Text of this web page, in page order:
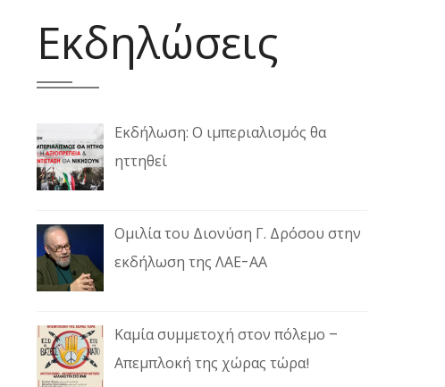
Εκδηλώσεις
Εκδήλωση: Ο ιμπεριαλισμός θα
ηττηθεί
Ομιλία του Διονύση Γ. Δρόσου στην
εκδήλωση της ΛΑΕ-ΑΑ
Καμία συμμετοχή στον πόλεμο –
Απεμπλοκή της χώρας τώρα!